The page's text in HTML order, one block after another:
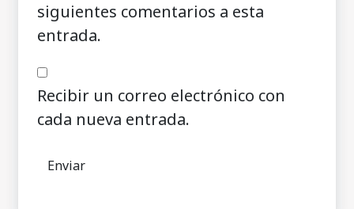
siguientes comentarios a esta
entrada.
Recibir un correo electrónico con
cada nueva entrada.